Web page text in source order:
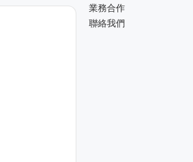
業務合作
聯絡我們